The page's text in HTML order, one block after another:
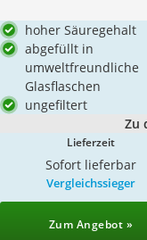
hoher Säuregehalt
abgefüllt in
umweltfreundliche
Glasflaschen
ungefiltert
Zu
Lieferzeit
Sofort lieferbar
Vergleichssieger
Zum Angebot »